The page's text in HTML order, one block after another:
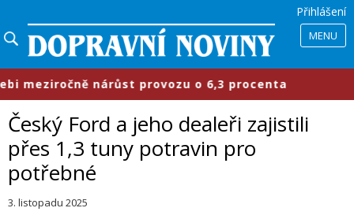
Přihlášení
MENU
nárůst provozu o 6,3 procenta
Český Ford a jeho dealeři zajistili
přes 1,3 tuny potravin pro
potřebné
3. listopadu 2025